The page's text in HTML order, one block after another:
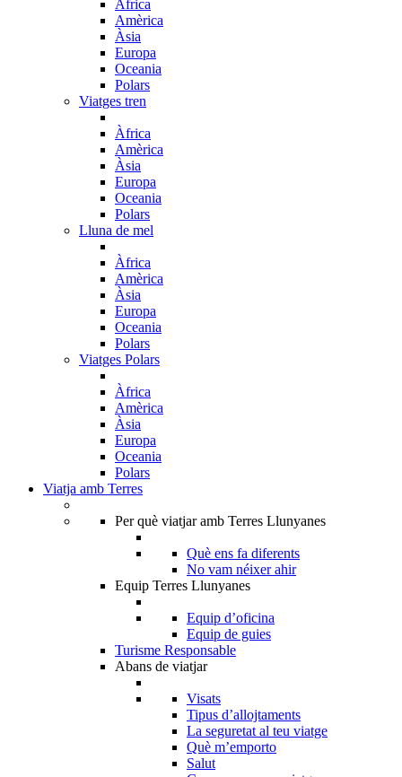
Àfrica
Amèrica
Àsia
Europa
Oceania
Polars
Viatges tren
Àfrica
Amèrica
Àsia
Europa
Oceania
Polars
Lluna de mel
Àfrica
Amèrica
Àsia
Europa
Oceania
Polars
Viatges Polars
Àfrica
Amèrica
Àsia
Europa
Oceania
Polars
Viatja amb Terres
Per què viatjar amb Terres Llunyanes
Què ens fa diferents
No vam néixer ahir
Equip Terres Llunyanes
Equip d’oficina
Equip de guies
Turisme Responsable
Abans de viatjar
Visats
Tipus d’allojtaments
La seguretat al teu viatge
Què m’emporto
Salut